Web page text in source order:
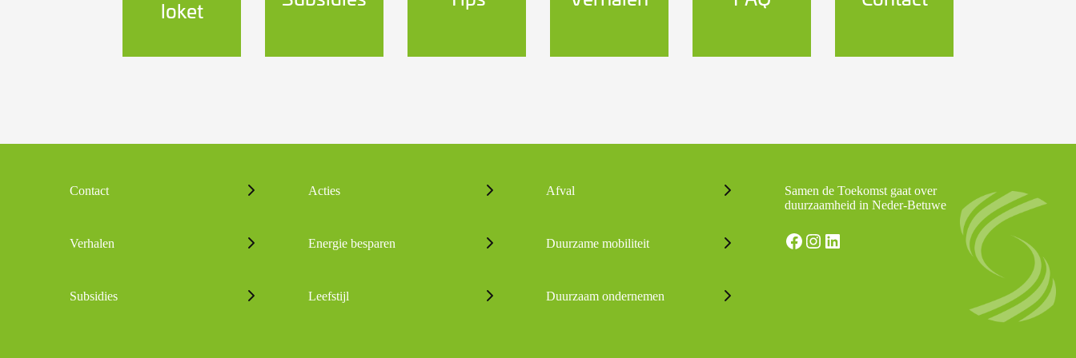
loket
Contact
Verhalen
Subsidies
Acties
Energie besparen
Leefstijl
Afval
Duurzame mobiliteit
Duurzaam ondernemen
Samen de Toekomst gaat over
duurzaamheid in Neder-Betuwe
Facebook
Instagram
LinkedIn